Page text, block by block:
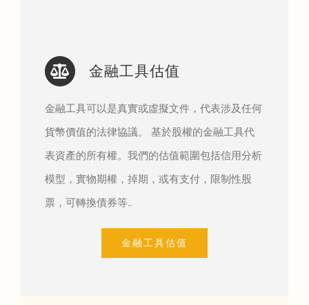
金融工具估值
金融工具可以是真實或虛擬文件，代表涉及任何
貨幣價值的法律協議。 基於股權的金融工具代
表資產的所有權。我們的估值範圍包括信用分析
模型，實物期權，掉期，或有支付，限制性股
票，可轉換債券等…
金融工具估值